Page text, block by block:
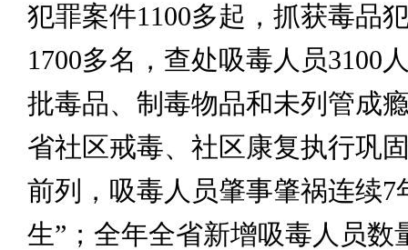
犯罪案件1100多起，抓获毒品
1700多名，查处吸毒人员3100
批毒品、制毒物品和未列管成
省社区戒毒、社区康复执行巩
前列，吸毒人员肇事肇祸连续7
生”；全年全省新增吸毒人员数